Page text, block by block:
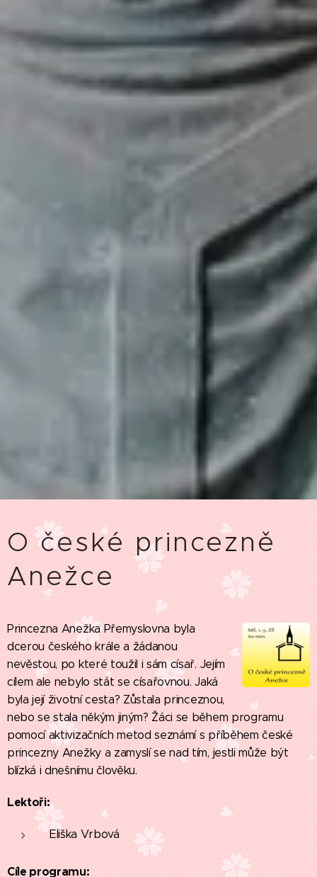
O české princezně
Anežce
Princezna Anežka Přemyslovna byla
dcerou českého krále a žádanou
nevěstou, po které toužil i sám císař. Jejím
cílem ale nebylo stát se císařovnou. Jaká
byla její životní cesta? Zůstala princeznou,
nebo se stala někým jiným? Žáci se během programu
pomocí aktivizačních metod seznámí s příběhem české
princezny Anežky a zamyslí se nad tím, jestli může být
blízká i dnešnímu člověku.
Lektoři:
Eliška Vrbová
Cíle programu: